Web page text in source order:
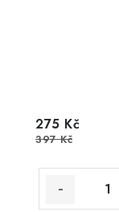
275 Kč
397 Kč